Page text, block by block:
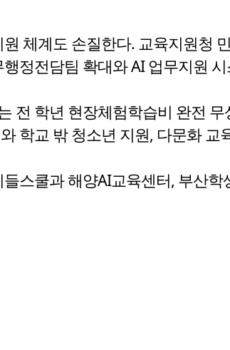
체계도 손질한다. 교육지원청
정전담팀 확대와 AI 업무지원
전 학년 현장체험학습비 완전
학교 밖 청소년 지원, 다문화
스쿨과 해양AI교육센터, 부산